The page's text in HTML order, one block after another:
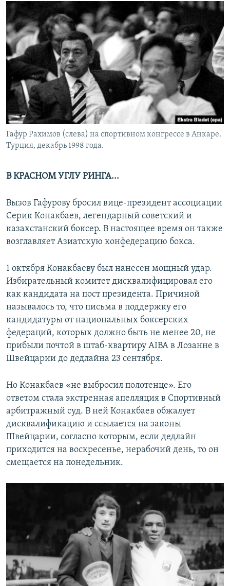
Гафур Рахимов (слева) на спортивном конгрессе в Анкаре.
Турция, декабрь 1998 года.
В КРАСНОМ УГЛУ РИНГА...
Вызов Гафурову бросил вице-президент ассоциации
Серик Конакбаев, легендарный советский и
казахстанский боксер. В настоящее время он также
возглавляет Азиатскую конфедерацию бокса.
1 октября Конакбаеву был нанесен мощный удар.
Избирательный комитет дисквалифицировал его
как кандидата на пост президента. Причиной
называлось то, что письма в поддержку его
кандидатуры от национальных боксерских
федераций, которых должно быть не менее 20, не
прибыли почтой в штаб-квартиру AIBA в Лозанне в
Швейцарии до дедлайна 23 сентября.
Но Конакбаев «не выбросил полотенце». Его
ответом стала экстренная апелляция в Спортивный
арбитражный суд. В ней Конакбаев обжалует
дисквалификацию и ссылается на законы
Швейцарии, согласно которым, если дедлайн
приходится на воскресенье, нерабочий день, то он
смещается на понедельник.